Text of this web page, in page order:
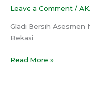
Leave a Comment /
Gladi Bersih Asesmen
Bekasi
Read More »